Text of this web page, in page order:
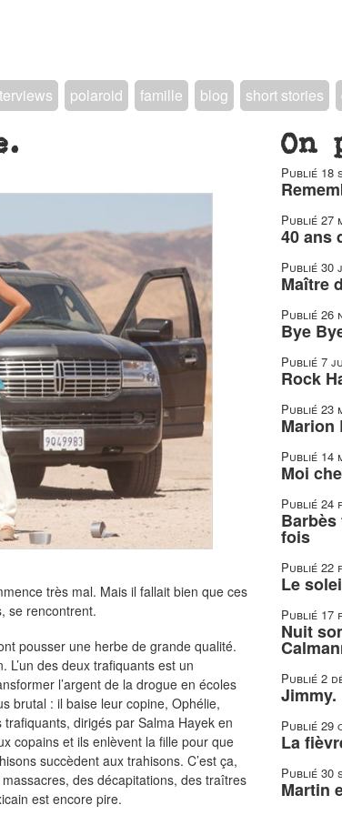
polaroid famille blog short stories
très mal. Mais il fallait bien que ces
se rencontrent.
pousser une herbe de grande qualité.
des deux trafiquants est un
l’argent de la drogue en écoles
brutal : il baise leur copine, Ophélie,
dirigés par Salma Hayek en
copains et ils enlèvent la fille pour que
succèdent aux trahisons. C’est ça,
des décapitations, des traîtres
est encore pire.
On
Publié 18
Publié 27
40 ans
Publié 30
Maître
Publié 26
Bye
Publié 7
Rock
Publié 23
Marion
Publié 14
Moi
Publié 24
fois
Publié 22
Le
Publié 17
Nuit
Publié 2
Jimmy.
Publié 29
La
Publié 30
Martin